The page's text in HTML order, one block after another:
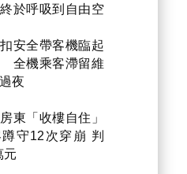
於呼吸到自由空
安全帶客機臨起
全機乘客滯留維
夜
東「收樓自住」
守12次穿崩 判
元